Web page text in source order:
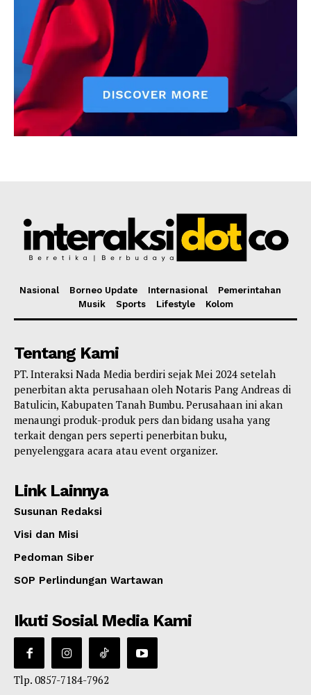
Nasional Borneo Update Internasional
Pemerintahan
Musik
Sports Lifestyle Kolom
Tentang Kami
PT. Interaksi Nada Media berdiri sejak Mei 2024 setelah
penerbitan akta perusahaan oleh Notaris Pang Andreas di
Batulicin, Kabupaten Tanah Bumbu. Perusahaan ini akan
menaungi produk-produk pers dan bidang usaha yang
terkait dengan pers seperti penerbitan buku,
penyelenggara acara atau event organizer.
Link Lainnya
Susunan Redaksi
Visi dan Misi
Pedoman Siber
SOP Perlindungan Wartawan
Ikuti Sosial Media Kami
Tlp. 0857-7184-7962